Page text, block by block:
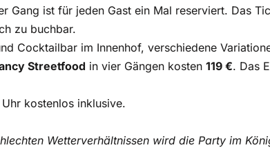
Gang ist für jeden Gast ein Mal reserviert. Das
zu buchbar.
Cocktailbar im Innenhof, verschiedene
Streetfood in vier Gängen kosten 119 €. Das
kostenlos inklusive.
Wetterverhältnissen wird die Party im